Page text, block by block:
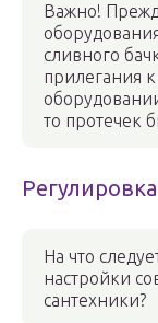
Важно!
сливного
прилегания
то протечек
На что
настройки
сантехники?